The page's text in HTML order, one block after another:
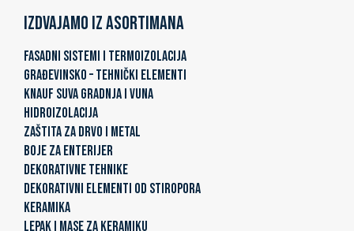
Izdvajamo iz asortimana
FASADNI SISTEMI I TERMOIZOLACIJA
GRAĐEVINSKO – TEHNIČKI ELEMENTI
KNAUF SUVA GRADNJA I VUNA
HIDROIZOLACIJA
ZAŠTITA ZA DRVO I METAL
BOJE ZA ENTERIJER
DEKORATIVNE TEHNIKE
DEKORATIVNI ELEMENTI OD STIROPORA
KERAMIKA
LEPAK I MASE ZA KERAMIKU